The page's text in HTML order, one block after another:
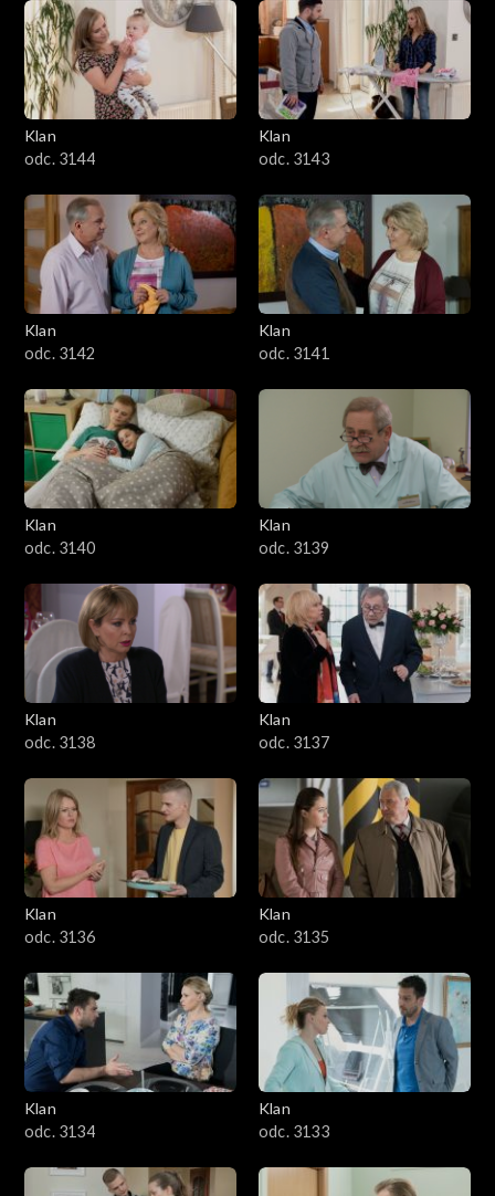
Klan
odc. 3144
Klan
odc. 3143
Klan
odc. 3142
Klan
odc. 3141
Klan
odc. 3140
Klan
odc. 3139
Klan
odc. 3138
Klan
odc. 3137
Klan
odc. 3136
Klan
odc. 3135
Klan
odc. 3134
Klan
odc. 3133